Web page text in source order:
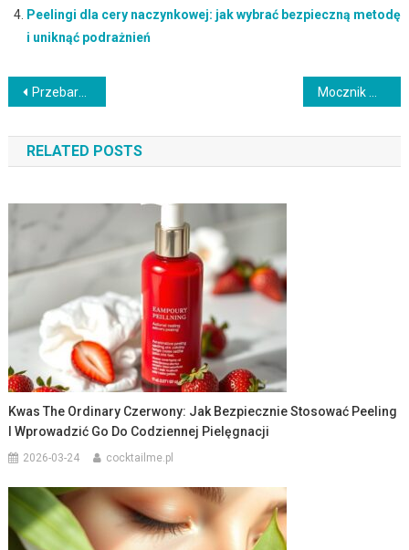
Peelingi dla cery naczynkowej: jak wybrać bezpieczną metodę
i uniknąć podrażnień
Nawigacja
wpisu
Przebarwienia a perfumy i olejki eteryczne: jak unikać fototoksyczności i chronić skórę latem
RELATED POSTS
Kwas The Ordinary Czerwony: Jak Bezpiecznie Stosować Peeling
I Wprowadzić Go Do Codziennej Pielęgnacji
2026-03-24 cocktailme.pl